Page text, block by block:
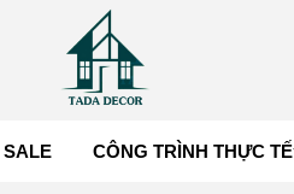
SALE CÔNG TRÌNH THỰC TẾ